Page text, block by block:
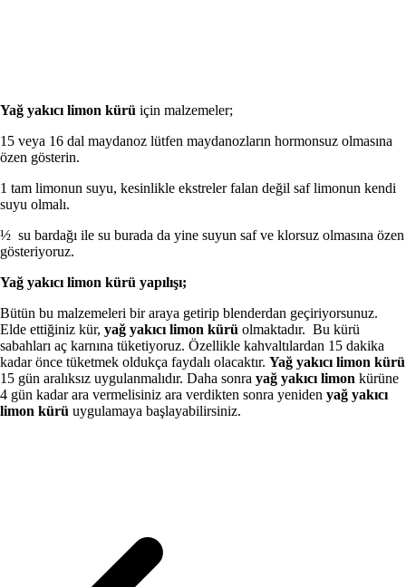
Yağ yakıcı limon kürü için malzemeler;
15 veya 16 dal maydanoz lütfen maydanozların hormonsuz olmasına
özen gösterin.
1 tam limonun suyu, kesinlikle ekstreler falan değil saf limonun kendi
suyu olmalı.
½ su bardağı ile su burada da yine suyun saf ve klorsuz olmasına özen
gösteriyoruz.
Yağ yakıcı limon kürü yapılışı;
Bütün bu malzemeleri bir araya getirip blenderdan geçiriyorsunuz.
Elde ettiğiniz kür, yağ yakıcı limon kürü olmaktadır. Bu kürü
sabahları aç karnına tüketiyoruz. Özellikle kahvaltılardan 15 dakika
kadar önce tüketmek oldukça faydalı olacaktır. Yağ yakıcı limon kürü
15 gün aralıksız uygulanmalıdır. Daha sonra yağ yakıcı limon kürüne
4 gün kadar ara vermelisiniz ara verdikten sonra yeniden yağ yakıcı
limon kürü uygulamaya başlayabilirsiniz.